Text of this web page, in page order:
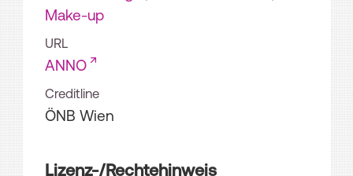
Make-up
URL
ANNO
Creditline
ÖNB Wien
Lizenz-/Rechtehinweis